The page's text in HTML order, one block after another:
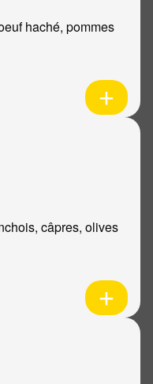
haché, pommes
câpres, olives